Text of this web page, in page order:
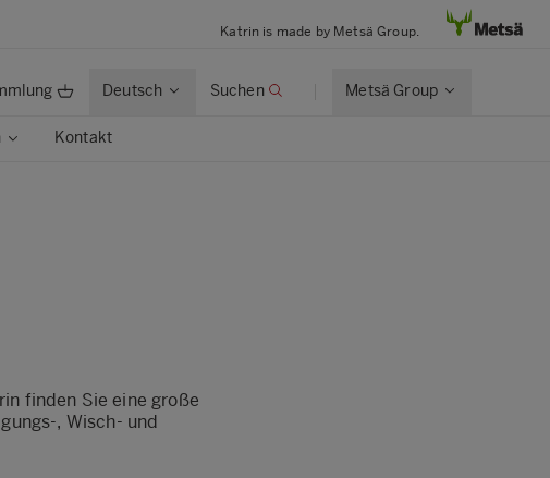
Katrin is made by Metsä Group.
Deutsch Suchen Metsä Group
Kontakt
finden Sie eine große
, Wisch- und